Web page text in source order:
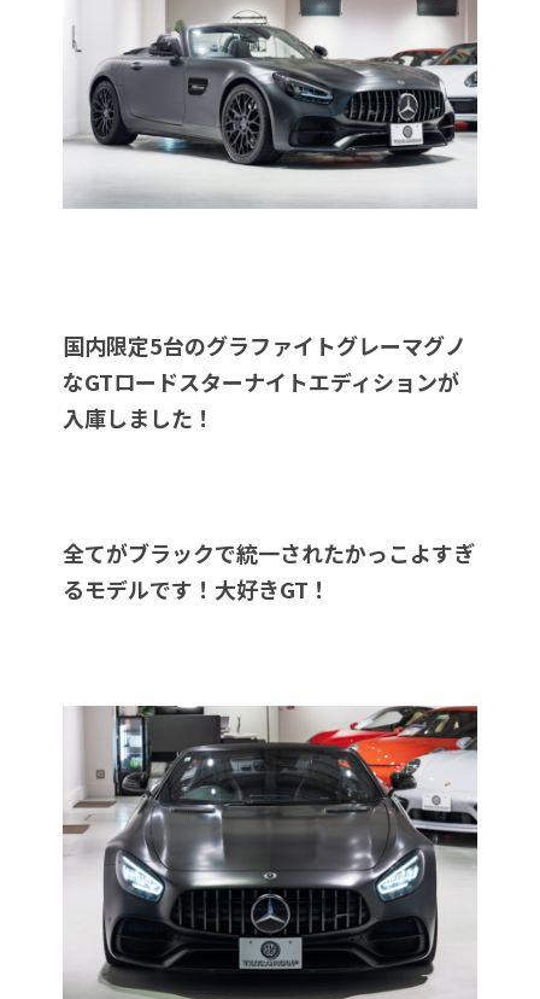
国内限定5台のグラファイトグレーマグノ
なGTロードスターナイトエディションが
入庫しました！
全てがブラックで統一されたかっこよすぎ
るモデルです！大好きGT！